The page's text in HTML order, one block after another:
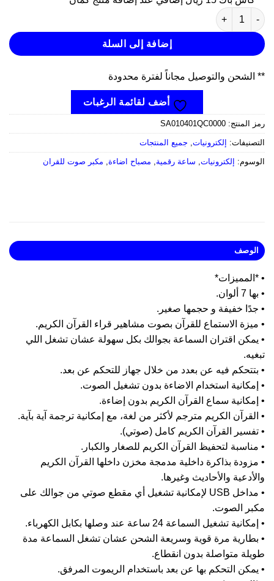
مكبر صوت للقران مزود بمصباح اضاءة وساعة رقمية
إضافة إلى السلة
والتوصيل مجاناً لفترة محدودة
أضف لقائمة الرغبات
المنتج:SA010401QC0000
إلكترونيات,جميع المنتجات
إلكترونيات,ساعة رقمية ,مصباح اضاءة,مكبر صوت للقران
خفيفة و حجمها صغير.
الاستماع للقرآن بصوت مشاهير قراء القرآن الكريم.
اقتران السماعة بجوالك بكل سهولة عشان تشغل اللي
فيه عن بعدد من خلال جهاز للتحكم عن بعد.
استخدام الاضاءة بدون تشغيل الصوت.
سماع القرآن الكريم بدون إضاءة.
الكريم مترجم لأكثر من لغة، مع إمكانية ترجمة آية بآية.
القرآن الكريم كامل (صوتي).
لتحفيظ القرآن الكريم للصغار والكبار.
بذاكرة داخلية مدمجة مخزن داخلها القرآن الكريم
والأحاديث وغيرها.
• مداخل USB لإمكانية تشغيل أي مقطع صوتي من جوالك على
الصوت.
تشغيل السماعة 24 ساعة عند وصلها بكابل الكهرباء.
مرة قوية وسريعة الشحن عشان تشغل السماعة مدة
متواصلة بدون انقطاع.
التحكم بها عن بعد باستخدام الريموت المرفق.